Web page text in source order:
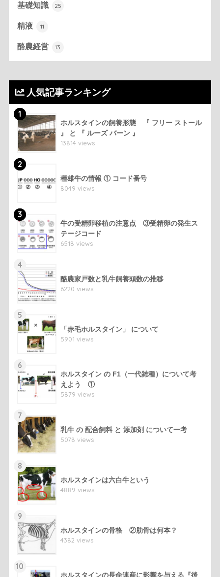
基礎知識 25
精液 11
酪農経営 13
人気記事ランキング
1
ホルスタインの飼養形態 『 フリー ストール
』 と 『 ルーズ バーン 』
13814 views
2
種雄牛の情報 ① コード番号
8049 views
3
牛の受精卵移植の注意点 ③受精卵の発生ス
テージコード
6518 views
4
酪農家戸数と乳牛飼養頭数の推移
6220 views
5
「赤毛ホルスタイン」 について
5901 views
6
ホルスタイン の F1（一代雑種）について考
えよう ①
5879 views
7
乳牛 の 配合飼料 と 添加剤 について一考
5078 views
8
ホルスタインは六白牛という
4889 views
9
ホルスタインの骨格 ②肋骨は何本？
4382 views
10
ホルスタインの長命連産に影響を与える『後